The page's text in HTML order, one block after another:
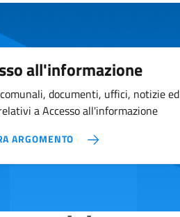
all'informazione
documenti, uffici, notizie ed
a Accesso all'informazione
ARGOMENTO